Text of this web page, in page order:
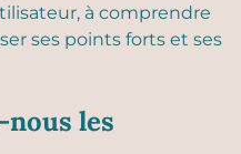
à comprendre
ses points forts et ses
les